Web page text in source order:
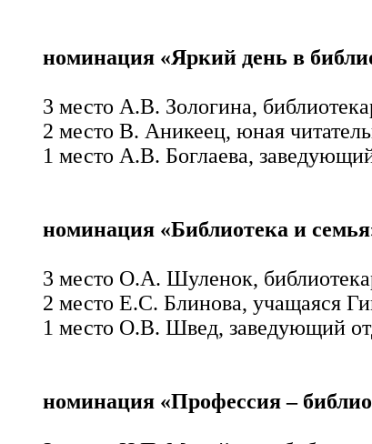
номинация «Яркий день в
3 место А.В. Зологина,
2 место В. Аникеец, юная
1 место А.В. Боглаева,
номинация «Библиотека и
3 место О.А. Шуленок,
2 место Е.С. Блинова, учащаяся
1 место О.В. Швед, заведующий
номинация «Профессия –